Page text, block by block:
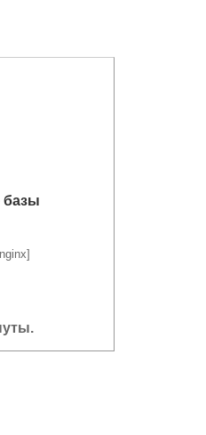
базы